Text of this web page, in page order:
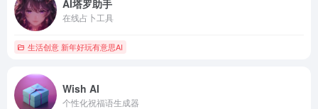
AI塔罗助手
在线占卜工具
生活创意 新年好玩有意思AI
Wish AI
个性化祝福语生成器